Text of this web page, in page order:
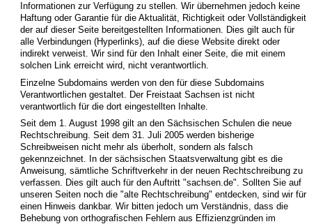
Informationen zur Verfügung zu stellen. Wir übernehmen jedoch keine
Haftung oder Garantie für die Aktualität, Richtigkeit oder Vollständigkeit
der auf dieser Seite bereitgestellten Informationen. Dies gilt auch für
alle Verbindungen (Hyperlinks), auf die diese Website direkt oder
indirekt verweist. Wir sind für den Inhalt einer Seite, die mit einem
solchen Link erreicht wird, nicht verantwortlich.
Einzelne Subdomains werden von den für diese Subdomains
Verantwortlichen gestaltet. Der Freistaat Sachsen ist nicht
verantwortlich für die dort eingestellten Inhalte.
Seit dem 1. August 1998 gilt an den Sächsischen Schulen die neue
Rechtschreibung. Seit dem 31. Juli 2005 werden bisherige
Schreibweisen nicht mehr als überholt, sondern als falsch
gekennzeichnet. In der sächsischen Staatsverwaltung gibt es die
Anweisung, sämtliche Schriftverkehr in der neuen Rechtschreibung zu
verfassen. Dies gilt auch für den Auftritt "sachsen.de". Sollten Sie auf
unseren Seiten noch die "alte Rechtschreibung" entdecken, sind wir für
einen Hinweis dankbar. Wir bitten jedoch um Verständnis, dass die
Behebung von orthografischen Fehlern aus Effizienzgründen im